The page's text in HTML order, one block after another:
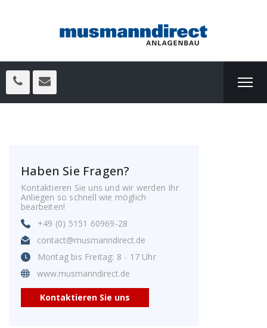
Haben Sie Fragen?
Kontaktieren Sie uns und wir werden Ihr
Anliegen so schnell wie möglich
bearbeiten!
+49 (0) 5151 60969-28
contact@musmanndirect.de
Montag bis Freitag: 8 - 17 Uhr
www.musmanndirect.de
Kontaktieren Sie uns